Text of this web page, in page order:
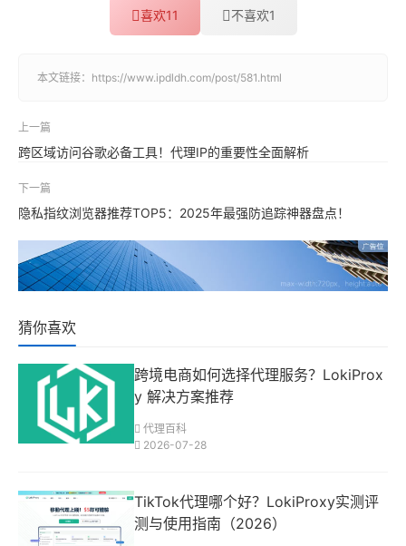
喜欢11 不喜欢1
本文链接： https://www.ipdldh.com/post/581.html
上一篇
跨区域访问谷歌必备工具！代理IP的重要性全面解析
下一篇
隐私指纹浏览器推荐TOP5：2025年最强防追踪神器盘点！
猜你喜欢
跨境电商如何选择代理服务？LokiProx
y 解决方案推荐
代理百科
2026-07-28
TikTok代理哪个好？LokiProxy实测评
测与使用指南（2026）